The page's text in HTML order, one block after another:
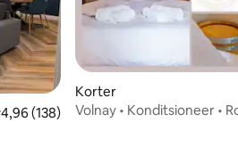
hinnang 4,96/5, 138
4,96 (138)
Korter
Volnay • Konditsioneer •